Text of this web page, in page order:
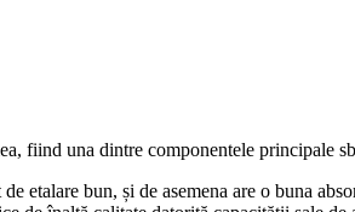
fiind una dintre componentele principale
etalare bun, și de asemena are o buna